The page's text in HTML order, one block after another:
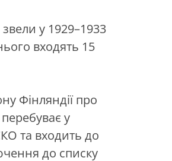
у 1929–1933
входять 15
Фінляндії про
у
та входить до
до списку